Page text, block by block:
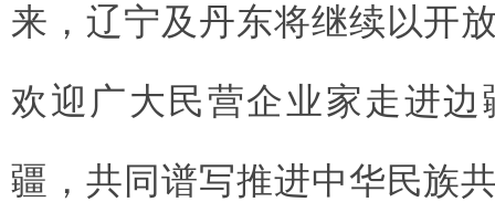
来，辽宁及丹东将继续以开
欢迎广大民营企业家走进
疆，共同谱写推进中华民族